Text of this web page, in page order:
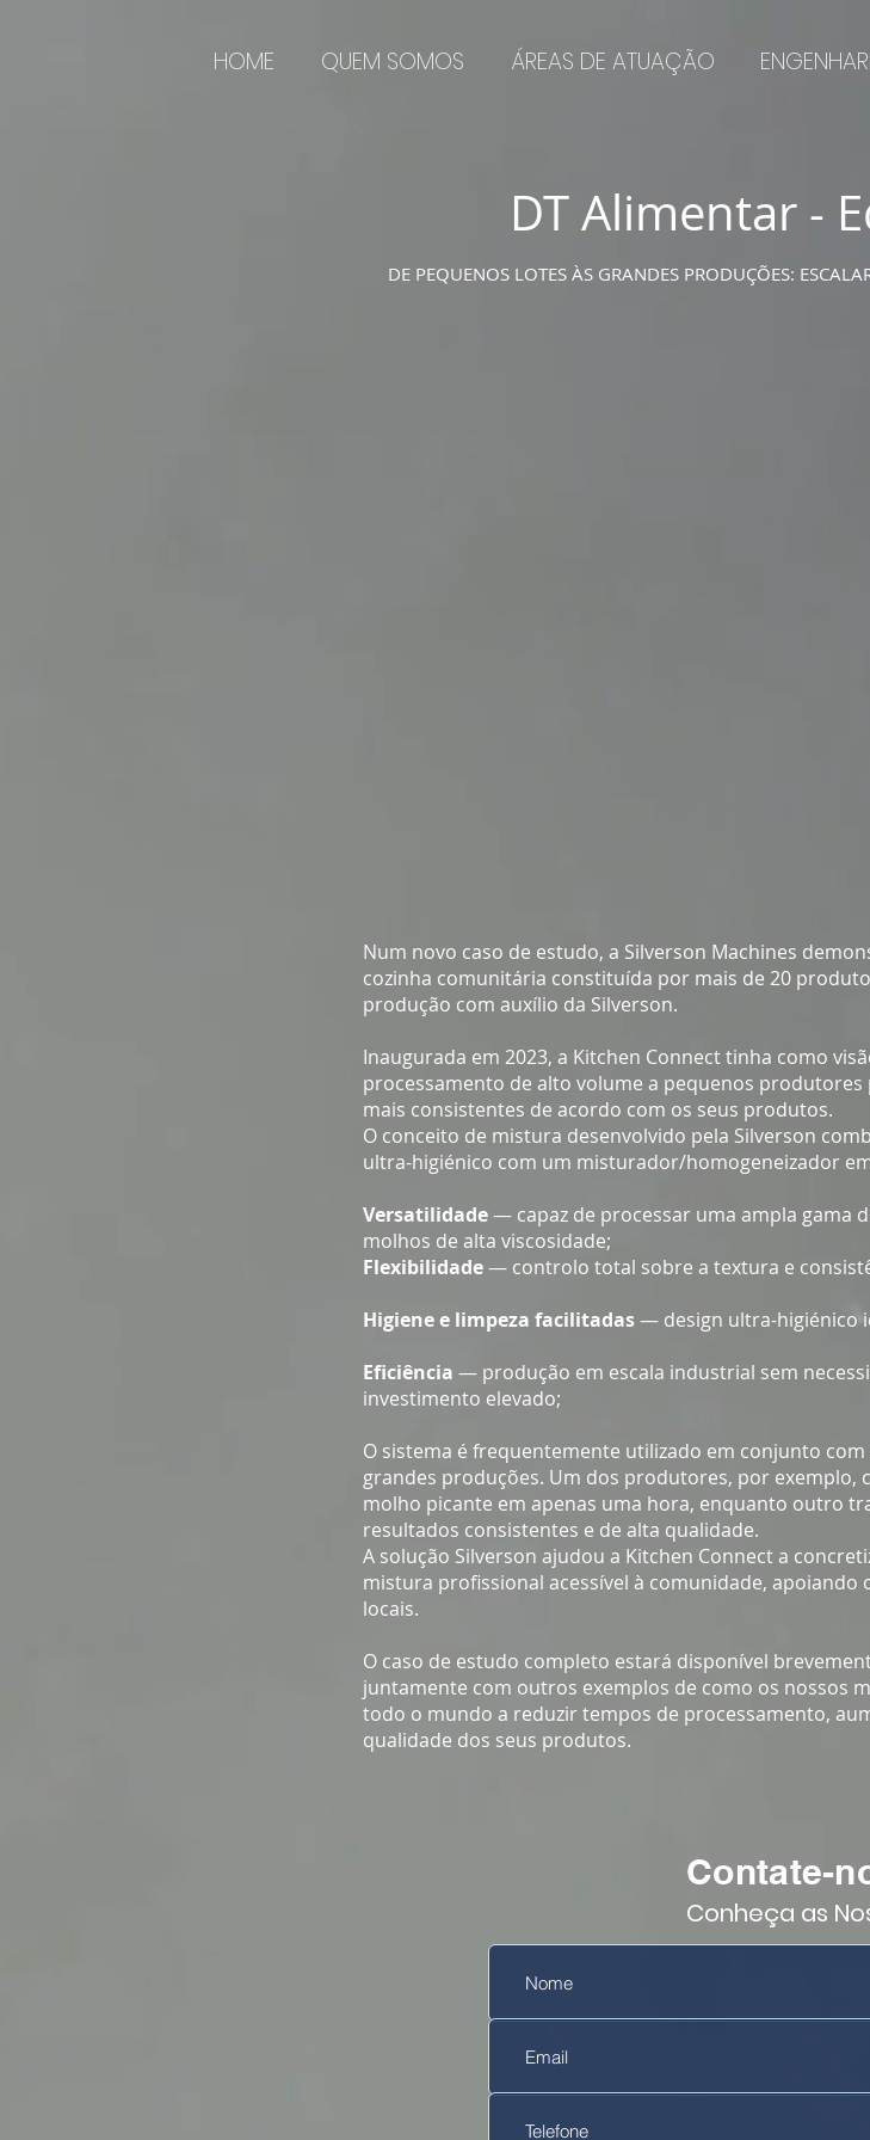
HOME QUEM SOMOS ÁREAS DE ATUAÇÃO
DT Alimentar -
DE PEQUENOS LOTES ÀS GRANDES PRODUÇÕES:
Num novo caso de estudo, a Silverson Machines
cozinha comunitária constituída por mais de 20
produção com auxílio da Silverson.
Inaugurada em 2023, a Kitchen Connect tinha como
processamento de alto volume a pequenos
mais consistentes de acordo com os seus produtos.
O conceito de mistura desenvolvido pela Silverson
ultra-higiénico com um misturador/homogeneizador
Versatilidade— capaz de processar uma ampla gama
molhos de alta viscosidade;
Flexibilidade— controlo total sobre a textura e
Higiene e limpeza facilitadas— design ultra-higiénico
Eficiência — produção em escala industrial sem
investimento elevado;
O sistema é frequentemente utilizado em conjunto
grandes produções. Um dos produtores, por exemplo,
molho picante em apenas uma hora, enquanto outro
resultados consistentes e de alta qualidade.
A solução Silverson ajudou a Kitchen Connect a
mistura profissional acessível à comunidade,
locais.
O caso de estudo completo estará disponível
juntamente com outros exemplos de como os nossos
todo o mundo a reduzir tempos de processamento,
qualidade dos seus produtos.
Contate-
Conheça as